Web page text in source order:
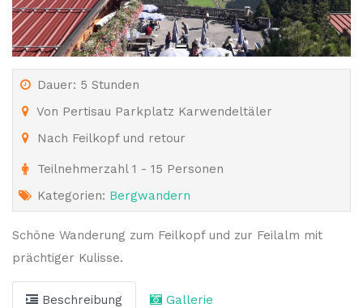
Dauer: 5 Stunden
Von Pertisau Parkplatz Karwendeltäler
Nach Feilkopf und retour
Teilnehmerzahl 1 - 15 Personen
Kategorien: Bergwandern
Schöne Wanderung zum Feilkopf und zur Feilalm mit
prächtiger Kulisse.
Beschreibung Gallerie